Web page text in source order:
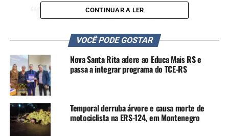
“O Governo Federal está
assinando o início das
obras do Quero-quero e
estamos muito feliz por
mais essa etapa dentro da
nossa meta de
construirmos seis mil
moradias para a população
CONTINUAR A LER
VOCÊ PODE GOSTAR
Nova Santa Rita adere ao Educa Mais RS e
passa a integrar programa do TCE-RS
Temporal derruba árvore e causa morte de
motociclista na ERS-124, em Montenegro